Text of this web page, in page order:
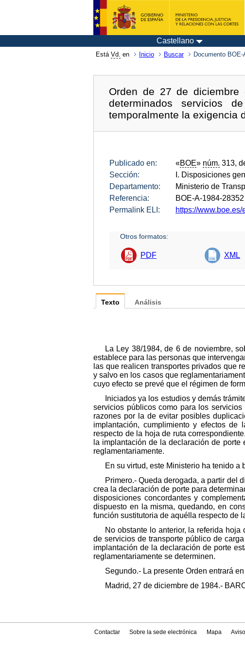
Castellano
Está Vd. en Inicio Buscar Documento BOE-
Orden de 27 de
determinados servicios
temporalmente la exigencia
Publicado en: «BOE» núm. 313,
Sección:
I. Disposiciones
Departamento:
Ministerio de
Referencia:
BOE-A-1984-28352
Permalink ELI:
https://
Otros formatos:
PDF XML
Texto
La Ley 38/1984, de 6 de noviembre,
establece para las personas que
las que realicen transportes privados que
y salvo en los casos que
cuyo efecto se prevé que el régimen de
Iniciados ya los estudios y demás
servicios públicos como para los
razones por la de evitar posibles
implantación, cumplimiento y efectos de
respecto de la hoja de ruta
la implantación de la declaración de
reglamentariamente.
En su virtud, este Ministerio ha tenido a
Primero.- Queda derogada, a partir del
crea la declaración de porte para
disposiciones concordantes y
dispuesto en la misma, quedando, en
función sustitutoria de aquélla respecto de
No obstante lo anterior, la referida
de servicios de transporte público de
implantación de la declaración de porte
reglamentariamente se determinen.
Segundo.- La presente Orden entrará
Madrid, 27 de diciembre de 1984.-
Análisis
Contactar Sobre la sede electrónica Mapa